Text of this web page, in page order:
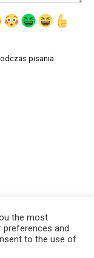
pisania
the most
preferences and
to the use of